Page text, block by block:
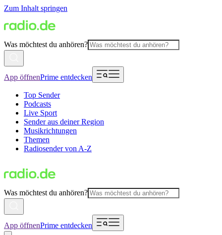
Zum Inhalt springen
Was möchtest du anhören?
App öffnenPrime entdecken
Top Sender
Podcasts
Live Sport
Sender aus deiner Region
Musikrichtungen
Themen
Radiosender von A-Z
Was möchtest du anhören?
App öffnenPrime entdecken